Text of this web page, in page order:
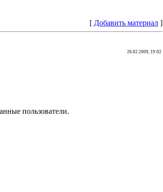
[ Добавить материал ]
26.02.2009, 19:02
пользователи.